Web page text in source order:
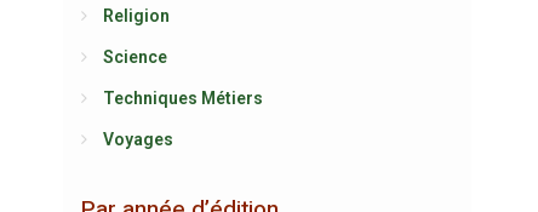
Religion
Science
Techniques Métiers
Voyages